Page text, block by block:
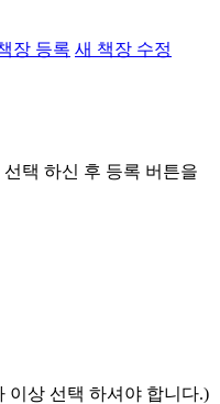
장 등록 새 책장 수정
택 하신 후 등록 버튼을
이상 선택 하셔야 합니다.)